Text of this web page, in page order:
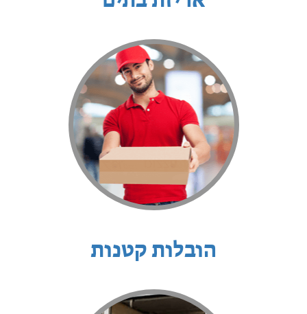
הובלות קטנות